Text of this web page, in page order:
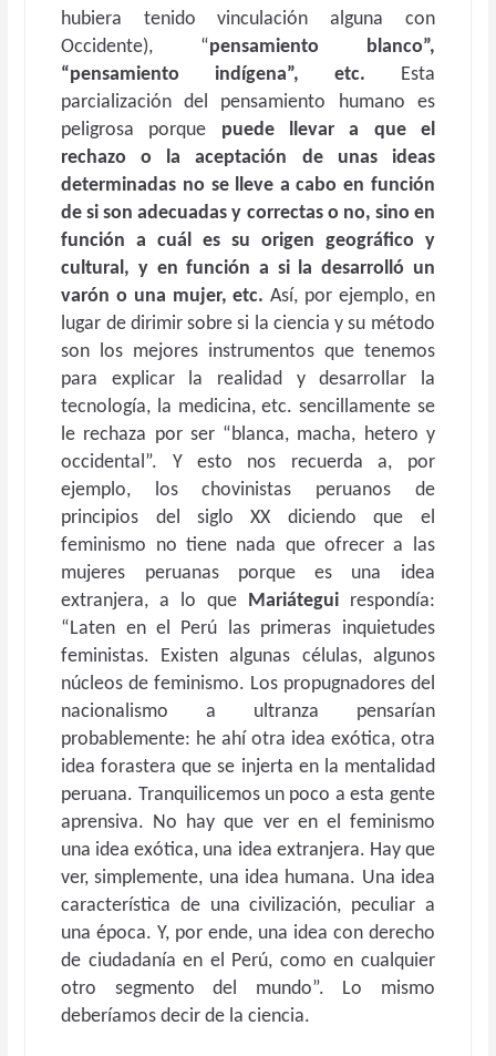
hubiera tenido vinculación alguna con
Occidente), “pensamiento blanco”,
“pensamiento indígena”, etc. Esta
parcialización del pensamiento humano es
peligrosa porque puede llevar a que el
rechazo o la aceptación de unas ideas
determinadas no se lleve a cabo en función
de si son adecuadas y correctas o no, sino en
función a cuál es su origen geográfico y
cultural, y en función a si la desarrolló un
varón o una mujer, etc. Así, por ejemplo, en
lugar de dirimir sobre si la ciencia y su método
son los mejores instrumentos que tenemos
para explicar la realidad y desarrollar la
tecnología, la medicina, etc. sencillamente se
le rechaza por ser “blanca, macha, hetero y
occidental”. Y esto nos recuerda a, por
ejemplo, los chovinistas peruanos de
principios del siglo XX diciendo que el
feminismo no tiene nada que ofrecer a las
mujeres peruanas porque es una idea
extranjera, a lo que Mariáteguirespondía:
“Laten en el Perú las primeras inquietudes
feministas. Existen algunas células, algunos
núcleos de feminismo. Los propugnadores del
nacionalismo a ultranza pensarían
probablemente: he ahí otra idea exótica, otra
idea forastera que se injerta en la mentalidad
peruana. Tranquilicemos un poco a esta gente
aprensiva. No hay que ver en el feminismo
una idea exótica, una idea extranjera. Hay que
ver, simplemente, una idea humana. Una idea
característica de una civilización, peculiar a
una época. Y, por ende, una idea con derecho
de ciudadanía en el Perú, como en cualquier
otro segmento del mundo”. Lo mismo
deberíamos decir de la ciencia.